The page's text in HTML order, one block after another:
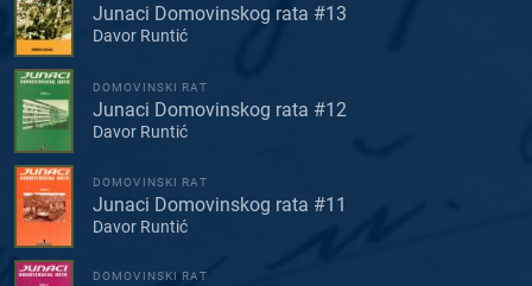
Junaci Domovinskog rata #13
Davor Runtić
DOMOVINSKI RAT
Junaci Domovinskog rata #12
Davor Runtić
DOMOVINSKI RAT
Junaci Domovinskog rata #11
Davor Runtić
DOMOVINSKI RAT